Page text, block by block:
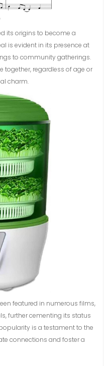
its origins to become a
is evident in its presence at
to community gatherings.
together, regardless of age or
charm.
featured in numerous films,
further cementing its status
is a testament to the
connections and foster a